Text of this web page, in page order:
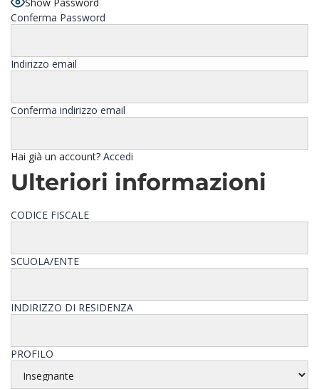
Conferma Password
Indirizzo email
Conferma indirizzo email
Hai già un account? Accedi
Ulteriori informazioni
CODICE FISCALE
SCUOLA/ENTE
INDIRIZZO DI RESIDENZA
PROFILO